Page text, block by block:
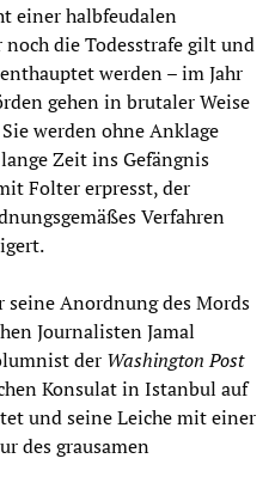
einer halbfeudalen
die Todesstrafe gilt und
werden – im Jahr
gehen in brutaler Weise
werden ohne Anklage
Zeit ins Gefängnis
Folter erpresst, der
Verfahren
Anordnung des Mords
Journalisten Jamal
der Washington Post
Konsulat in Istanbul auf
und seine Leiche mit einer
des grausamen